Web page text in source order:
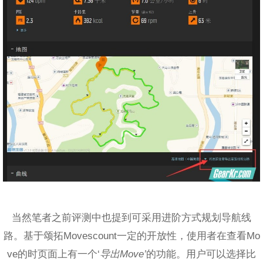
当然笔者之前评测中也提到可采用进阶方式规划导航线
路。基于颂拓Movescount一定的开放性，使用者在查看Mo
ve的时页面上有一个‘导出Move’的功能。用户可以选择比